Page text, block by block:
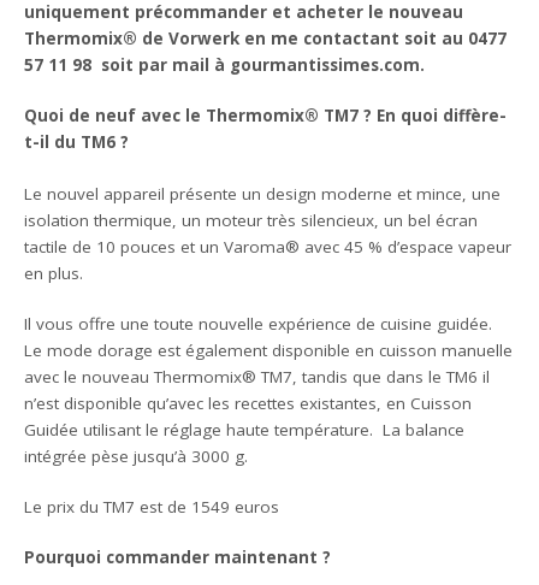
uniquement précommander et acheter le nouveau
Thermomix® de Vorwerk en me contactant soit au 0477
57 11 98 soit par mail à gourmantissimes.com.
Quoi de neuf avec le Thermomix® TM7 ? En quoi diffère-
t-il du TM6 ?
Le nouvel appareil présente un design moderne et mince, une
isolation thermique, un moteur très silencieux, un bel écran
tactile de 10 pouces et un Varoma® avec 45 % d’espace vapeur
en plus.
Il vous offre une toute nouvelle expérience de cuisine guidée.
Le mode dorage est également disponible en cuisson manuelle
avec le nouveau Thermomix® TM7, tandis que dans le TM6 il
n’est disponible qu’avec les recettes existantes, en Cuisson
Guidée utilisant le réglage haute température. La balance
intégrée pèse jusqu’à 3000 g.
Le prix du TM7 est de 1549 euros
Pourquoi commander maintenant ?